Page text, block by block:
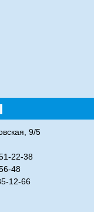
9/5
22-38
48
12-66